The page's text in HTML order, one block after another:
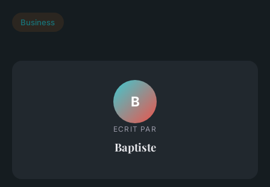
Business
B
ECRIT PAR
Baptiste